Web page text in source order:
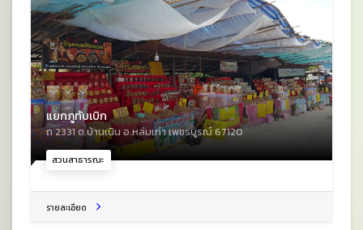
สวนสาธารณะ
แยกภูทับเบิก
ถ 2331 ต.บ้านเนิน อ.หล่มเก่า เพชรบูรณ์ 67120
รายละเอียด